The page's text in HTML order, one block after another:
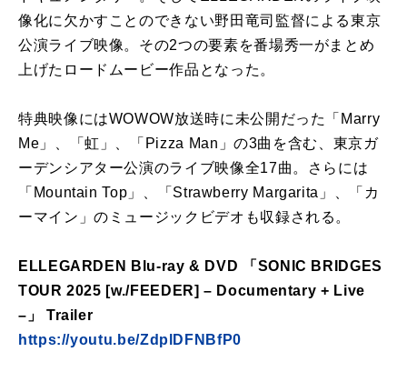
像化に欠かすことのできない野田竜司監督による東京
公演ライブ映像。その2つの要素を番場秀一がまとめ
上げたロードムービー作品となった。
特典映像にはWOWOW放送時に未公開だった「Marry
Me」、「虹」、「Pizza Man」の3曲を含む、東京ガ
ーデンシアター公演のライブ映像全17曲。さらには
「Mountain Top」、「Strawberry Margarita」、「カ
ーマイン」のミュージックビデオも収録される。
ELLEGARDEN Blu-ray & DVD 「SONIC BRIDGES
TOUR 2025 [w./FEEDER] – Documentary + Live
–」 Trailer
https://youtu.be/ZdplDFNBfP0